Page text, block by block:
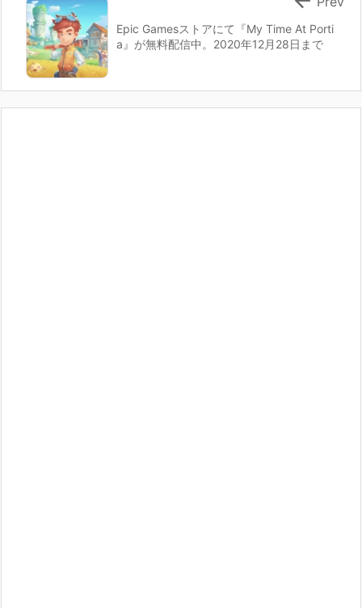
Epic Gamesストアにて『My Time At Porti
a』が無料配信中。2020年12月28日まで